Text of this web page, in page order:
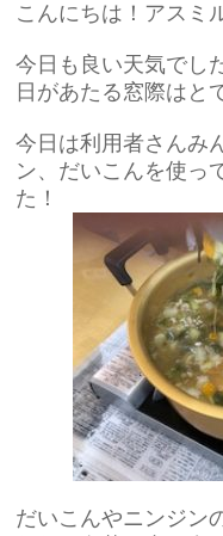
こんにちは！アスミ
今日も良い天気でし
日があたる窓際はと
今日は利用者さんみ
ン、だいこんを使っ
た！
だいこんやニンジン